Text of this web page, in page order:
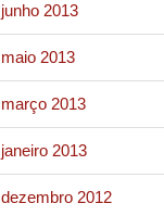
junho 2013
maio 2013
março 2013
janeiro 2013
dezembro 2012